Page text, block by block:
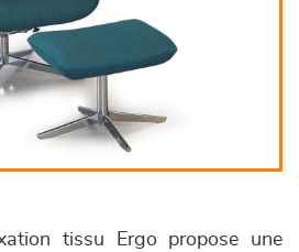
tissu Ergo propose une